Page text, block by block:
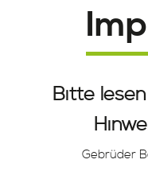
Bitte
Gebrüder